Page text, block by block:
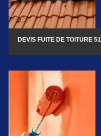
DEVIS FUITE DE TOITURE 51